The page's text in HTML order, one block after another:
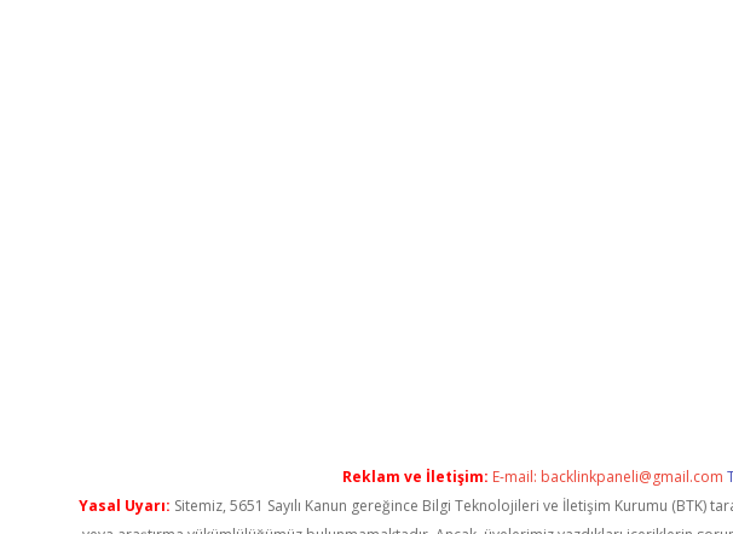
Reklam ve İletişim: E-mail: backlinkpaneli@gmail.com
Yasal Uyarı: Sitemiz, 5651 Sayılı Kanun gereğince Bilgi Teknolojileri ve İletişim Kurumu